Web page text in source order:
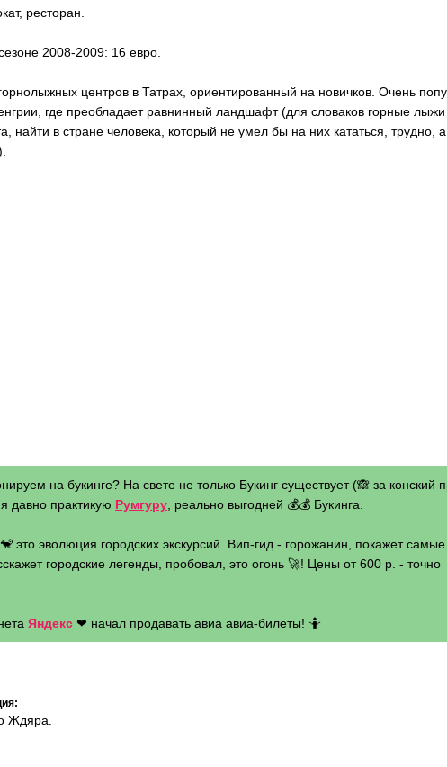
ресторан.
2008-2009: 16 евро.
центров в Татрах, ориентированный на новичков. Очень
где преобладает равнинный ландшафт (для словаков горные
найти в стране человека, который не умел бы на них кататься, трудно,
на букинге? На свете не только Букинг существует (🙈 за конский
давно практикую Румгуру , реально выгодней 💰💰 Букинга.
это эволюция городских экскурсий. Вип-гид - горожанин, покажет самые
городские легенды, пробовал, это огонь 🚀! Цены от 600 р. - точно
Яндекс ❤ начал продавать авиа авиа-билеты! 🤷
Ждяра.